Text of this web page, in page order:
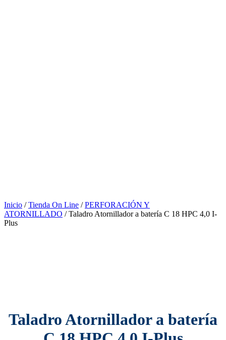
Inicio /Tienda On Line /PERFORACIÓN Y
ATORNILLADO / Taladro Atornillador a batería C 18 HPC 4,0 I-
Plus
Taladro Atornillador a batería